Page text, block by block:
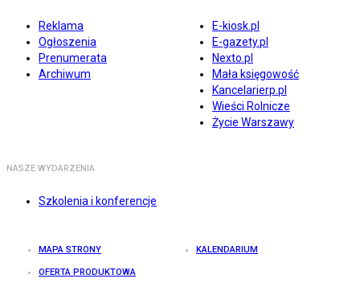
Reklama
Ogłoszenia
Prenumerata
Archiwum
E-kiosk.pl
E-gazety.pl
Nexto.pl
Mała księgowość
Kancelarierp.pl
Wieści Rolnicze
Życie Warszawy
NASZE WYDARZENIA
Szkolenia i konferencje
MAPA STRONY KALENDARIUM
OFERTA PRODUKTOWA